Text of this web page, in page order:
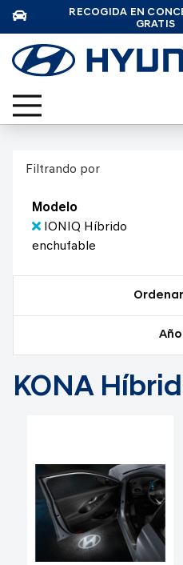
RECOGIDA EN
GRATIS
Filtrando por
Modelo
IONIQ Híbrido
enchufable
Año
KONA